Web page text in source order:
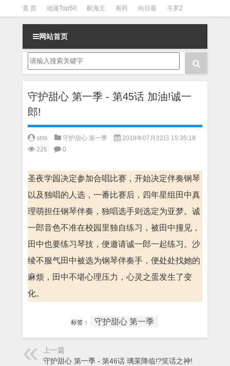
首 页 动漫Top50 航海王 有药 向日葵 斗罗2
斗罗3 火影 一拳超人 柯南 阴阳师 节目清单
网站首页
守护甜心 第一季 - 第45话 加油!诚一
郎!
shtx 守护甜心 第一季
2018年07月22日 15:35:18
226
0
圣夜学园决定参加合唱比赛，开始决定伴奏钢琴
以及独唱的人选，一番比赛后，四年星组田中真
理萌担任钢琴伴奏，独唱选手则选定为亚梦。诚
一郎音色不准在校园里独自练习，被田中撞见，
田中也要练习琴技，便邀请诚一郎一起练习。沙
绫不服气田中被选为钢琴伴奏手，便处处找她的
麻烦，田中不堪心理压力，心灵之蛋发生了变
化。
标签： 守护甜心 第一季
上一篇
守护甜心 第一季 - 第46话 璃茉降临!?笑话之神!